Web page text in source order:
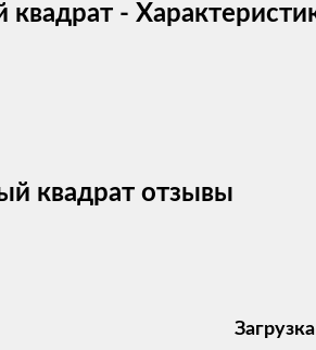
-
квадрат отзывы